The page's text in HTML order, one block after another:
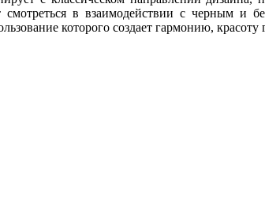
в взаимодействии с черным и
которого создает гармонию, красоту